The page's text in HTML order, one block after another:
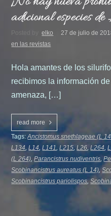
adicional especies
Posted by elko 27 de julio de
en las revistas
Hola amantes de los
recibimos la información
amenaza, […]
read more
Tags:Ancistomus snethlageae (L
L134,L14,L141,L215,L26,L264,
(L 264),Parancistrus nudiventris,
Scobinancistrus aureatus (L 14),
Scobinancistrus pariolispos,